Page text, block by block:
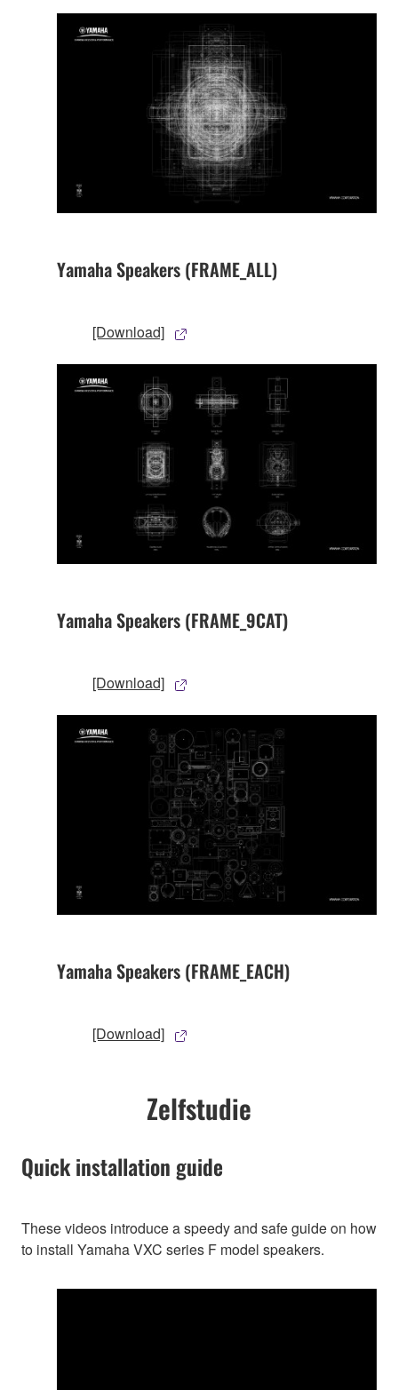
Yamaha Speakers (FRAME_ALL)
[Download]
Yamaha Speakers (FRAME_9CAT)
[Download]
Yamaha Speakers (FRAME_EACH)
[Download]
Zelfstudie
Quick installation guide
These videos introduce a speedy and safe guide on how
to install Yamaha VXC series F model speakers.